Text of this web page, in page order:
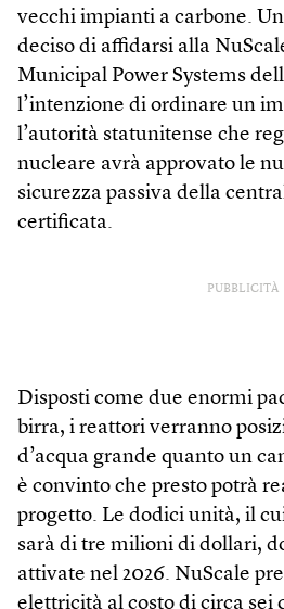
vecchi impianti a carbone.
deciso di affidarsi alla
Municipal Power Systems
l’intenzione di ordinare un
l’autorità statunitense che
nucleare avrà approvato le
sicurezza passiva della
certificata.
PUBBLICITÀ
Disposti come due enormi
birra, i reattori verranno
d’acqua grande quanto un
è convinto che presto potrà
progetto. Le dodici unità, il
sarà di tre milioni di dollari,
attivate nel 2026. NuScale
elettricità al costo di circa sei